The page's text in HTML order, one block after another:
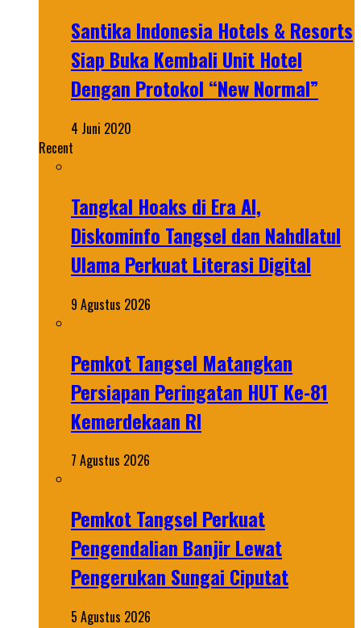
Santika Indonesia Hotels & Resorts
Siap Buka Kembali Unit Hotel
Dengan Protokol “New Normal”
4 Juni 2020
Recent
Tangkal Hoaks di Era AI,
Diskominfo Tangsel dan Nahdlatul
Ulama Perkuat Literasi Digital
9 Agustus 2026
Pemkot Tangsel Matangkan
Persiapan Peringatan HUT Ke-81
Kemerdekaan RI
7 Agustus 2026
Pemkot Tangsel Perkuat
Pengendalian Banjir Lewat
Pengerukan Sungai Ciputat
5 Agustus 2026